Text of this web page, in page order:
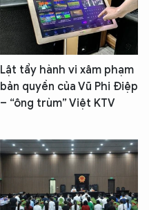
Lật tẩy hành vi xâm phạm
bản quyền của Vũ Phi Điệp
– “ông trùm” Việt KTV